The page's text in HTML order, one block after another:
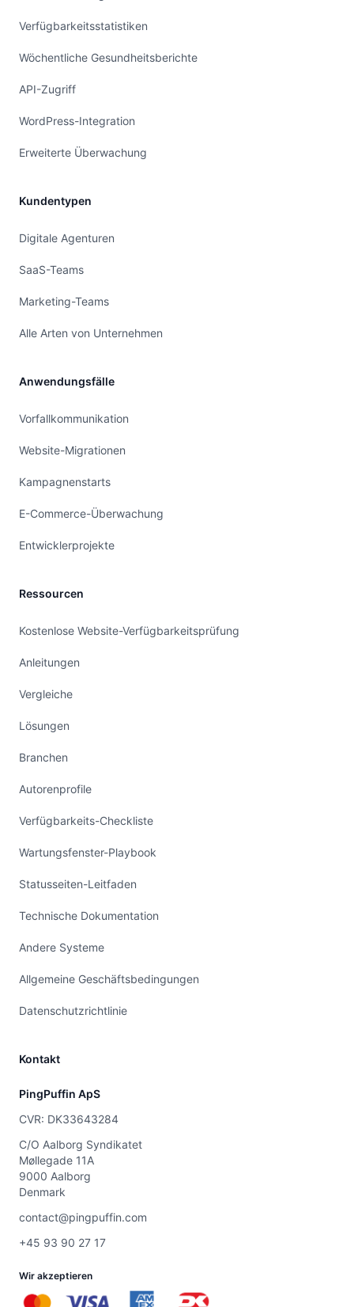
Verfügbarkeitsstatistiken
Wöchentliche Gesundheitsberichte
API-Zugriff
WordPress-Integration
Erweiterte Überwachung
Kundentypen
Digitale Agenturen
SaaS-Teams
Marketing-Teams
Alle Arten von Unternehmen
Anwendungsfälle
Vorfallkommunikation
Website-Migrationen
Kampagnenstarts
E-Commerce-Überwachung
Entwicklerprojekte
Ressourcen
Kostenlose Website-Verfügbarkeitsprüfung
Anleitungen
Vergleiche
Lösungen
Branchen
Autorenprofile
Verfügbarkeits-Checkliste
Wartungsfenster-Playbook
Statusseiten-Leitfaden
Technische Dokumentation
Andere Systeme
Allgemeine Geschäftsbedingungen
Datenschutzrichtlinie
Kontakt
PingPuffin ApS
CVR: DK33643284
C/O Aalborg Syndikatet
Møllegade 11A
9000 Aalborg
Denmark
contact@pingpuffin.com
+45 93 90 27 17
Wir akzeptieren